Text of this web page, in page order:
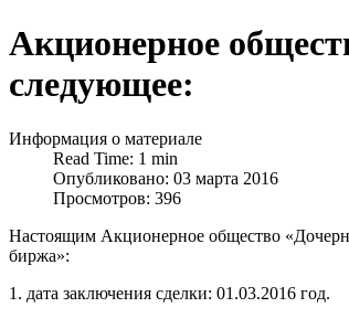
Акционерное
следующее:
Информация о материале
Read Time: 1 min
Опубликовано: 03 марта 2016
Просмотров: 396
Настоящим Акционерное общество
биржа»:
1. дата заключения сделки: 01.03.2016 год.